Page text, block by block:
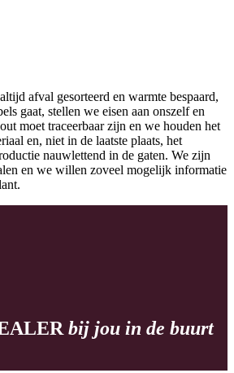
afval gesorteerd en warmte bespaard,
gaat, stellen we eisen aan onszelf en
moet traceerbaar zijn en we houden het
en, niet in de laatste plaats, het
nauwlettend in de gaten. We zijn
en we willen zoveel mogelijk informatie
bij jou in de buurt